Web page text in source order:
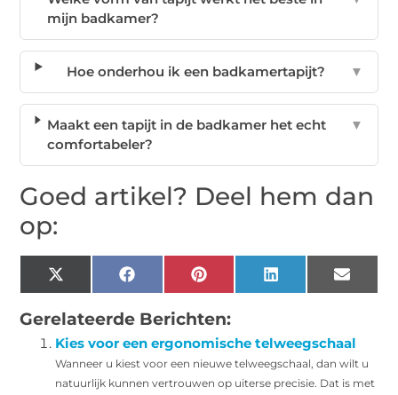
mijn badkamer?
Hoe onderhou ik een badkamertapijt? ▼
Maakt een tapijt in de badkamer het echt
comfortabeler?
▼
Goed artikel? Deel hem dan
op:
X
(Twitter)
Facebook Pinterest LinkedIn Email
Gerelateerde Berichten:
Kies voor een ergonomische telweegschaal
Wanneer u kiest voor een nieuwe telweegschaal, dan wilt u
natuurlijk kunnen vertrouwen op uiterse precisie. Dat is met